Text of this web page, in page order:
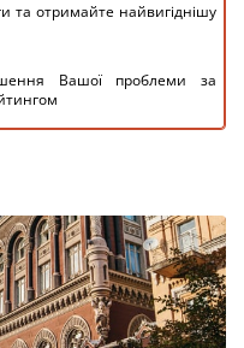
та отримайте найвигіднішу
Вашої проблеми за